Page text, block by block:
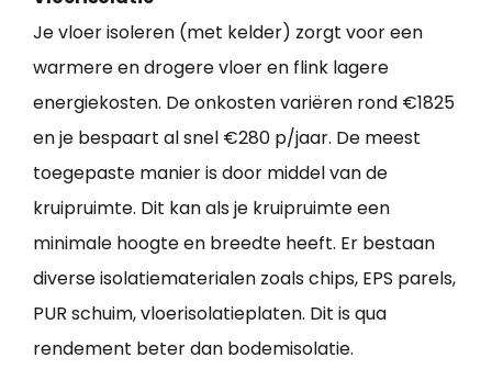
Je vloer isoleren (met kelder) zorgt voor een
warmere en drogere vloer en flink lagere
energiekosten. De onkosten variëren rond €1825
en je bespaart al snel €280 p/jaar. De meest
toegepaste manier is door middel van de
kruipruimte. Dit kan als je kruipruimte een
minimale hoogte en breedte heeft. Er bestaan
diverse isolatiematerialen zoals chips, EPS parels,
PUR schuim, vloerisolatieplaten. Dit is qua
rendement beter dan bodemisolatie.